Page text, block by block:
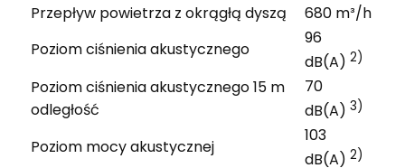
Przepływ powietrza z okrągłą dyszą
680 m³/h
Poziom ciśnienia akustycznego
96
dB(A) 2)
Poziom ciśnienia akustycznego 15 m
odległość
70
dB(A) 3)
Poziom mocy akustycznej
103
dB(A) 2)